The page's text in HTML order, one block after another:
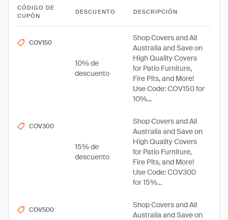
CÓDIGO DE
CUPÓN
DESCUENTO DESCRIPCIÓN
COV150
10% de
descuento
Shop Covers and All
Australia and Save on
High Quality Covers
for Patio Furniture,
Fire Pits, and More!
Use Code: COV150 for
10%...
COV300
15% de
descuento
Shop Covers and All
Australia and Save on
High Quality Covers
for Patio Furniture,
Fire Pits, and More!
Use Code: COV300
for 15%...
COV500
Shop Covers and All
Australia and Save on